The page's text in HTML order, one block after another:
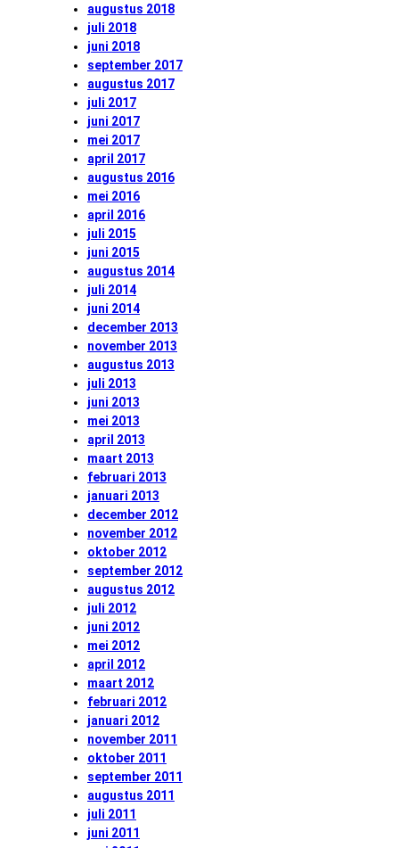
augustus 2018
juli 2018
juni 2018
september 2017
augustus 2017
juli 2017
juni 2017
mei 2017
april 2017
augustus 2016
mei 2016
april 2016
juli 2015
juni 2015
augustus 2014
juli 2014
juni 2014
december 2013
november 2013
augustus 2013
juli 2013
juni 2013
mei 2013
april 2013
maart 2013
februari 2013
januari 2013
december 2012
november 2012
oktober 2012
september 2012
augustus 2012
juli 2012
juni 2012
mei 2012
april 2012
maart 2012
februari 2012
januari 2012
november 2011
oktober 2011
september 2011
augustus 2011
juli 2011
juni 2011